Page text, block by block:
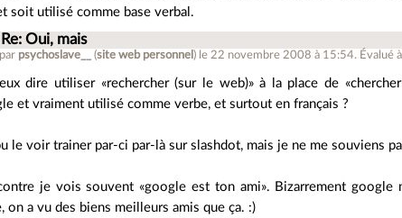
soit utilisé comme base verbal.
Re: Oui, mais
psychoslave__ (site web personnel ) le 22 novembre 2008 à 15:54. Évalué à
dire utiliser «rechercher (sur le web)» à la place de
et vraiment utilisé comme verbe, et surtout en français ?
le voir trainer par-ci par-là sur slashdot, mais je ne me souviens
je vois souvent «google est ton ami». Bizarrement google
on a vu des biens meilleurs amis que ça. :)